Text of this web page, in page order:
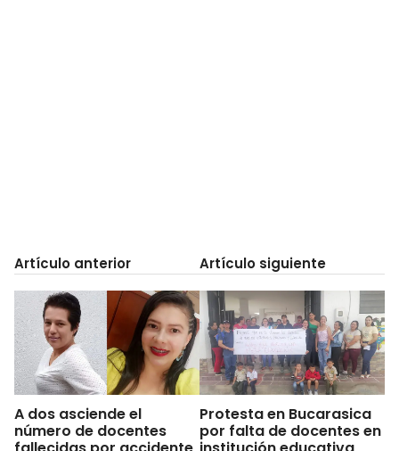
Artículo anterior
A dos asciende el
número de docentes
Artículo siguiente
Protesta en Bucarasica
por falta de docentes en